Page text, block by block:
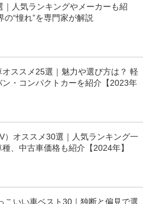
｜人気ランキングやメーカーも紹
の“憧れ”を専門家が解説
オススメ25選｜魅力や選び方は？ 軽
ン・コンパクトカーを紹介【2023年
）オススメ30選｜人気ランキング一
、中古車価格も紹介【2024年】
こいい車ベスト30｜独断と偏見で選